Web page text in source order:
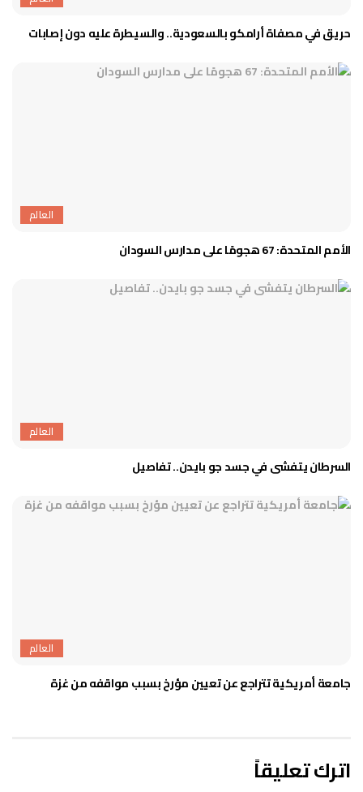
حريق في مصفاة أرامكو بالسعودية.. والسيطرة عليه دون إصابات
العالم
الأمم المتحدة: 67 هجومًا على مدارس السودان
العالم
السرطان يتفشى في جسد جو بايدن.. تفاصيل
العالم
جامعة أمريكية تتراجع عن تعيين مؤرخ بسبب مواقفه من غزة
اترك تعليقاً